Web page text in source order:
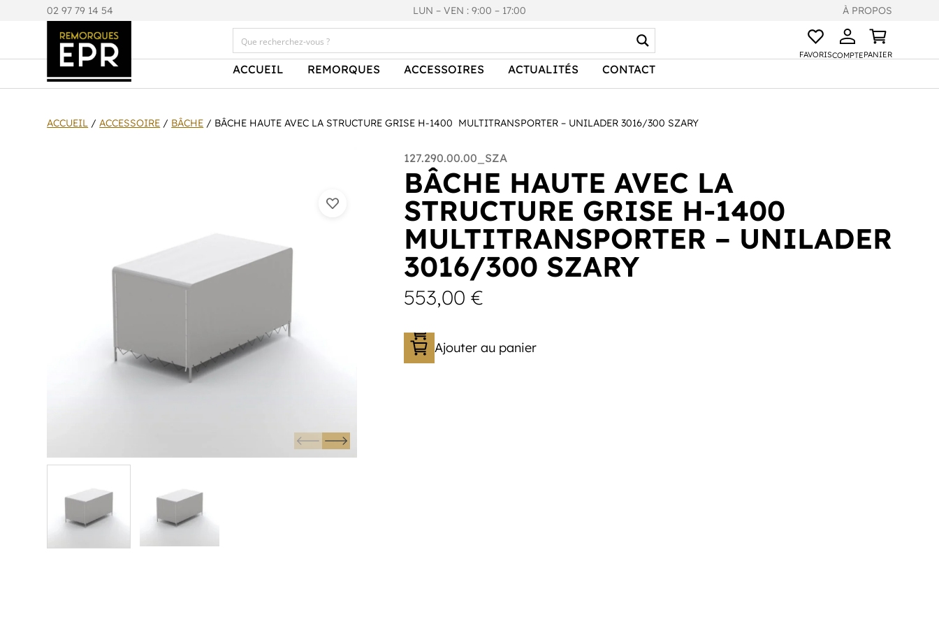
02 97 79 14 54 LUN – VEN : 9:00 – 17:00 À PROPOS
ACCUEIL REMORQUES ACCESSOIRES ACTUALITÉS CONTACT
FAVORISCOMPTEPANIER
ACCUEIL /ACCESSOIRE / BÂCHE / BÂCHE HAUTE AVEC LA STRUCTURE GRISE H-1400 MULTITRANSPORTER – UNILADER 3016/300 SZARY
127.290.00.00_SZA
BÂCHE HAUTE AVEC LA
STRUCTURE GRISE H-1400
MULTITRANSPORTER – UNILADER
3016/300 SZARY
553,00 €
Ajouter au panier